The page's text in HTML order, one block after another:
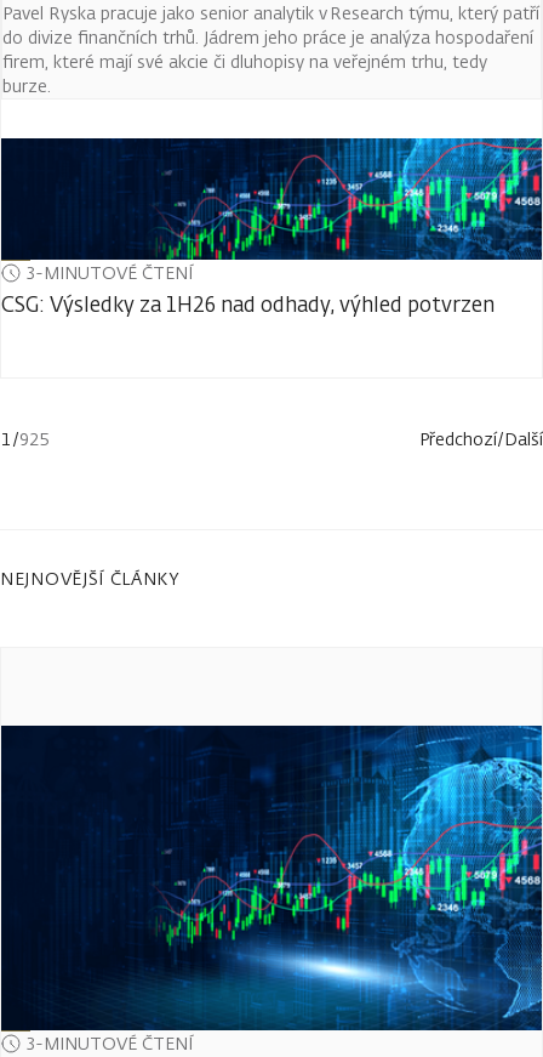
Pavel Ryska pracuje jako senior analytik v Research týmu, který patří
do divize finančních trhů. Jádrem jeho práce je analýza hospodaření
firem, které mají své akcie či dluhopisy na veřejném trhu, tedy
burze.
3-MINUTOVÉ ČTENÍ
CSG: Výsledky za 1H26 nad odhady, výhled potvrzen
1/925 Předchozí/Další
NEJNOVĚJŠÍ ČLÁNKY
3-MINUTOVÉ ČTENÍ